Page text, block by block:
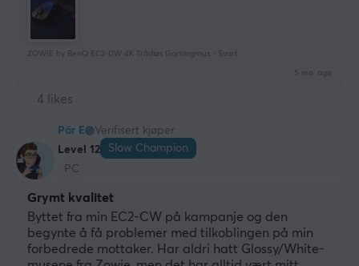
ZOWIE by BenQ EC2-DW 4K Trådløs Gamingmus - Svart
5 mo. ago
4 likes
Pär E
Verifisert kjøper
Level 12
Slow Champion
PC
Grymt kvalitet
Byttet fra min EC2-CW på kampanje og den
begynte å få problemer med tilkoblingen på min
forbedrede mottaker. Har aldri hatt Glossy/White-